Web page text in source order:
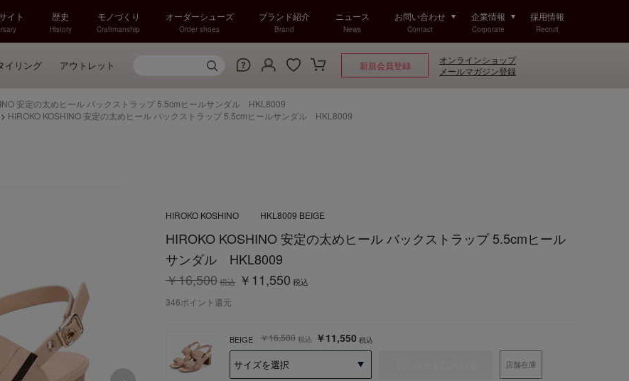
イト 歴史
History
モノづくり
Craftmanship
オーダーシューズ
Order shoes
ブランド紹介
Brand
ニュース
News
お問い合わせ
Contact
企業情報
Corporate
採用情報
Recruit
イリング アウトレット 新規会員登録
オンラインショップ
メールマガジン登録
安定の太めヒール バックストラップ 5.5cmヒールサンダル HKL8009
> HIROKO KOSHINO 安定の太めヒール バックストラップ 5.5cmヒールサンダル HKL8009
HIROKO KOSHINO 安定の太めヒール バックストラップ 5.5cmヒール
サンダル HKL8009
￥11,550 税込
￥16,500税込
BEIGE ￥11,550 税込
￥16,500 税込
店舗在庫
HIROKO KOSHINO HKL8009 BEIGE
346ポイント還元